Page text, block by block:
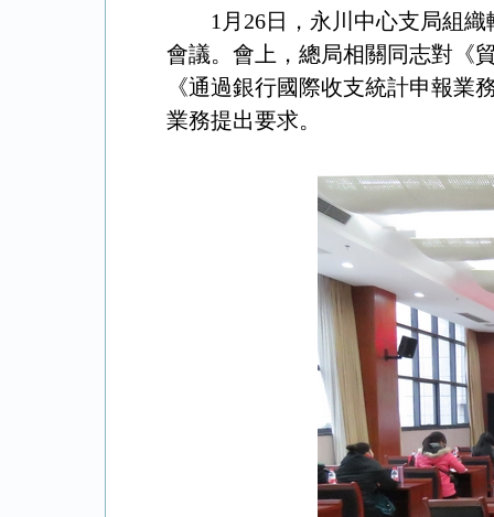
1月26日，永川中心支局組
會議。會上，總局相關同志對《
《通過銀行國際收支統計申報
業務提出要求。